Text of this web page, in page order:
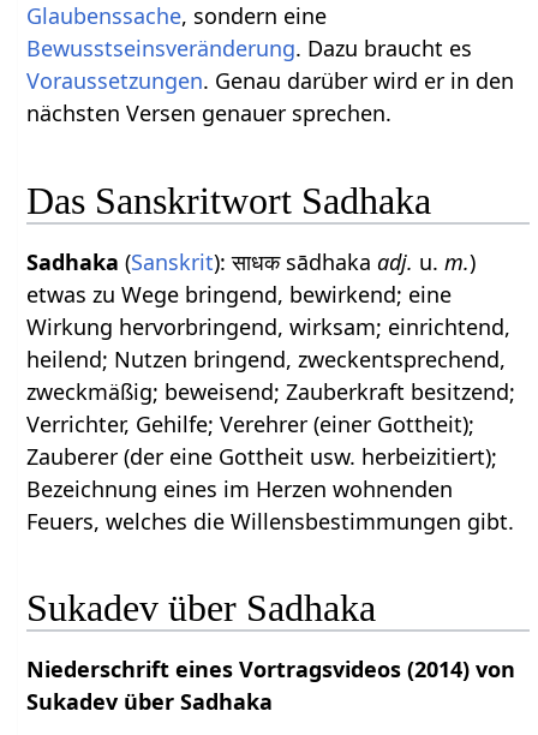
Glaubenssache, sondern eine
Bewusstseinsveränderung. Dazu braucht es
Voraussetzungen. Genau darüber wird er in den
nächsten Versen genauer sprechen.
Das Sanskritwort Sadhaka
Sadhaka (Sanskrit): साधक sādhakaadj. u.m.)
etwas zu Wege bringend, bewirkend; eine
Wirkung hervorbringend, wirksam; einrichtend,
heilend; Nutzen bringend, zweckentsprechend,
zweckmäßig; beweisend; Zauberkraft besitzend;
Verrichter, Gehilfe; Verehrer (einer Gottheit);
Zauberer (der eine Gottheit usw. herbeizitiert);
Bezeichnung eines im Herzen wohnenden
Feuers, welches die Willensbestimmungen gibt.
Sukadev über Sadhaka
Niederschrift eines Vortragsvideos (2014) von
Sukadev über Sadhaka